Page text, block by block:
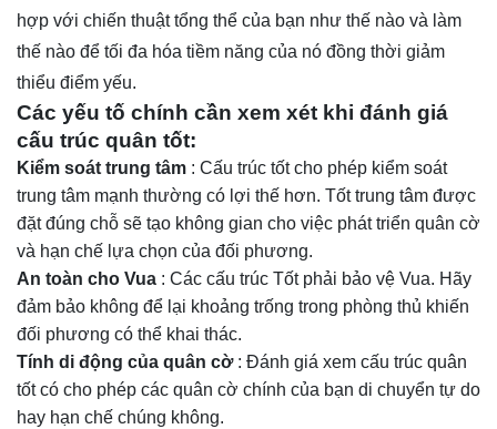
hợp với chiến thuật tổng thể của bạn như thế nào và làm
thế nào để tối đa hóa tiềm năng của nó đồng thời giảm
thiểu điểm yếu.
Các yếu tố chính cần xem xét khi đánh giá
cấu trúc quân tốt:
Kiểm soát trung tâm : Cấu trúc tốt cho phép kiểm soát
trung tâm mạnh thường có lợi thế hơn. Tốt trung tâm được
đặt đúng chỗ sẽ tạo không gian cho việc phát triển quân cờ
và hạn chế lựa chọn của đối phương.
An toàn cho Vua : Các cấu trúc Tốt phải bảo vệ Vua. Hãy
đảm bảo không để lại khoảng trống trong phòng thủ khiến
đối phương có thể khai thác.
Tính di động của quân cờ: Đánh giá xem cấu trúc quân
tốt có cho phép các quân cờ chính của bạn di chuyển tự do
hay hạn chế chúng không.